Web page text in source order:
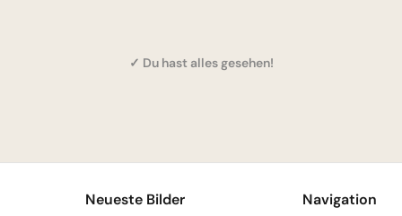
✓ Du hast alles gesehen!
Neueste Bilder Navigation